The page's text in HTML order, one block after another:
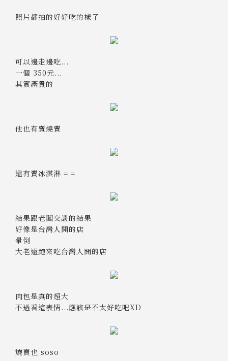
照片都拍的好好吃的樣子
可以邊走邊吃...
一個 350元...
其實滿貴的
他也有賣燒賣
還有賣冰淇淋 = =
結果跟老闆交談的結果
好像是台灣人開的店
暈倒
大老遠跑來吃台灣人開的店
肉包是真的超大
不過看這表情...應該是不太好吃吧XD
燒賣也 soso